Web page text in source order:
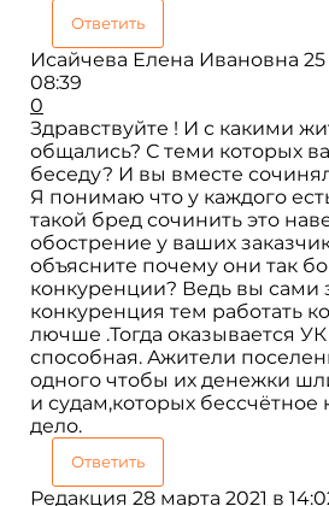
Ответить
Исайчева Елена Ивановна
08:39
0
Здравствуйте ! И с какими
общались? С теми которых
беседу? И вы вместе
Я понимаю что у каждого
такой бред сочинить это
обострение у ваших
объясните почему они так
конкуренции? Ведь вы сами
конкуренция тем работать
лючше .Тогда оказывается
способная. Ажители
одного чтобы их денежки
и судам,которых бессчётное
дело.
Ответить
Редакция 28 марта 2021 в